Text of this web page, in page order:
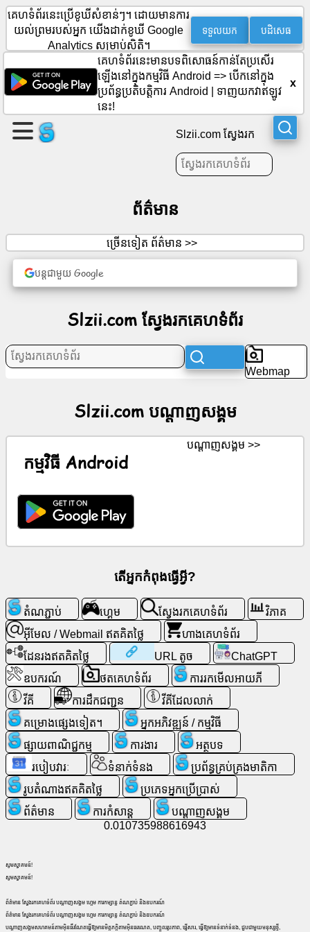
ទំព័រ
មួយ។
បង្កើត
របៀប
វារៈ
ណ្តា​
ញ​
តំណាង
ទំនាក់
ទំនង
ហ្គេម
ស្វែងរក
គេហទំព័រ
អ៊ីមែល
/
Webmail
ឥត
គិត
ថ្លៃ
គេហទំព័រ
គេហទំព័រនេះប្រើខូឃីសំខាន់ៗ។ ដោយមានការ
យល់ព្រមរបស់អ្នក យើងដាក់ខូឃី Google
Analytics សម្រាប់ស្ថិតិ។
ទទួលយក បដិសេធ
គេហទំព័រនេះមានបទពិសោធន៍កាន់តែប្រសើរ
ឡើងនៅក្នុងកម្មវិធី Android => បើកនៅក្នុង
ប្រព័ន្ធប្រតិបត្តិការ Android
ទាញយកវាឥឡូវ
នេះ!
x
Slzii.com ស្វែងរក
ព័ត៌មាន
ច្រើនទៀត ព័ត៌មាន >>
បន្តជាមួយ Google
Slzii.com ស្វែងរកគេហទំព័រ
Webmap
Slzii.com ប​ណ្តា​ញ​សង្គម
កម្មវិធី Android
ប​ណ្តា​ញ​សង្គម >>
តើអ្នកកំពុងធ្វើអ្វី?
តំណភ្ជាប់ ហ្គេម ស្វែងរកគេហទំព័រ
វិភាគ
អ៊ីមែល / Webmail ឥតគិតថ្លៃ
ហាងគេហទំព័រ
ដែនរងឥតគិតថ្លៃ
URL តូច
ChatGPT
ឧបករណ៍
ថតគេហទំព័រ
ការរកមើលអាយភី
វីគី
ការដឹកជញ្ជូន
វីគីដែលលាក់
គម្រោងផ្សេងទៀត។
អ្នកអភិវឌ្ឍន៍ / កម្មវិធី
ផ្សាយពាណិជ្ជកម្ម
ការងារ
អត្ថបទ
របៀបវារៈ
ទំនាក់ទំនង
ប្រព័ន្ធគ្រប់គ្រងមាតិកា
រូបតំណាងឥតគិតថ្លៃ
ប្រភេទអ្នកប្រើប្រាស់
ព័ត៌មាន
ការកំសាន្ត
ប​ណ្តា​ញ​សង្គម
0.010735988616943
សូមស្វាគមន៍!
សូមស្វាគមន៍!
ព័ត៌មាន ស្វែងរកគេហទំព័រ បណ្តាញសង្គម ហ្គេម ការកម្សាន្ត តំណភ្ជាប់ និងឧបករណ៍
ព័ត៌មាន ស្វែងរកគេហទំព័រ បណ្តាញសង្គម ហ្គេម ការកម្សាន្ត តំណភ្ជាប់ និងឧបករណ៍
បណ្តាញសង្គមសហគមន៍តាមអ៊ិនធឺរណែតធ្វើឱ្យមានមិត្តភក្តិតាមអ៊ិនធរណេត, បញ្ចូលរូបភាព, ផ្ញើសារ, ធ្វើឱ្យមានទំនាក់ទំនង, ជួបជាមួយមនុស្សថ្មី,